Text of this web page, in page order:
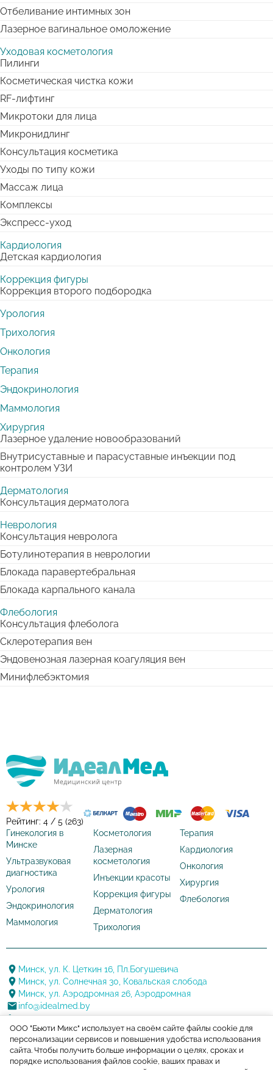
Отбеливание интимных зон
Лазерное вагинальное омоложение
Уходовая косметология
Пилинги
Косметическая чистка кожи
RF-лифтинг
Микротоки для лица
Микронидлинг
Консультация косметика
Уходы по типу кожи
Массаж лица
Комплексы
Экспресс-уход
Кардиология
Детская кардиология
Коррекция фигуры
Коррекция второго подбородка
Урология
Трихология
Онкология
Терапия
Эндокринология
Маммология
Хирургия
Лазерное удаление новообразований
Внутрисуставные и парасуставные инъекции под
контролем УЗИ
Дерматология
Консультация дерматолога
Неврология
Консультация невролога
Ботулинотерапия в неврологии
Блокада паравертебральная
Блокада карпального канала
Флебология
Консультация флеболога
Склеротерапия вен
Эндовенозная лазерная коагуляция вен
Минифлебэктомия
Рейтинг: 4 / 5 (263)
Гинекология в
Минске
Ультразвуковая
диагностика
Урология
Эндокринология
Маммология
Косметология
Лазерная
косметология
Инъекции красоты
Коррекция фигуры
Дерматология
Трихология
Терапия
Кардиология
Онкология
Хирургия
Флебология
Минск, ул. К. Цеткин 16, Пл.Богушевича
Минск, ул. Солнечная 30, Ковальская слобода
Минск, ул. Аэродромная 26, Аэродромная
info@idealmed.by
+375 17 388 20 88
+375 29 144 22 22
+375 17 388 20 88
ООО "Бьюти Микс" использует на своём сайте файлы cookie для
персонализации сервисов и повышения удобства использования
сайта. Чтобы получить больше информации о целях, сроках и
порядке использования файлов cookie, ваших правах и